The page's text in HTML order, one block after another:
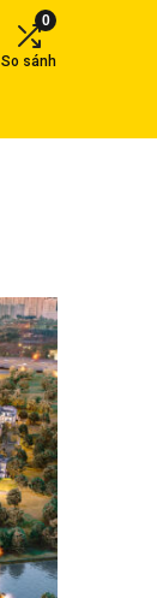
0
So sánh